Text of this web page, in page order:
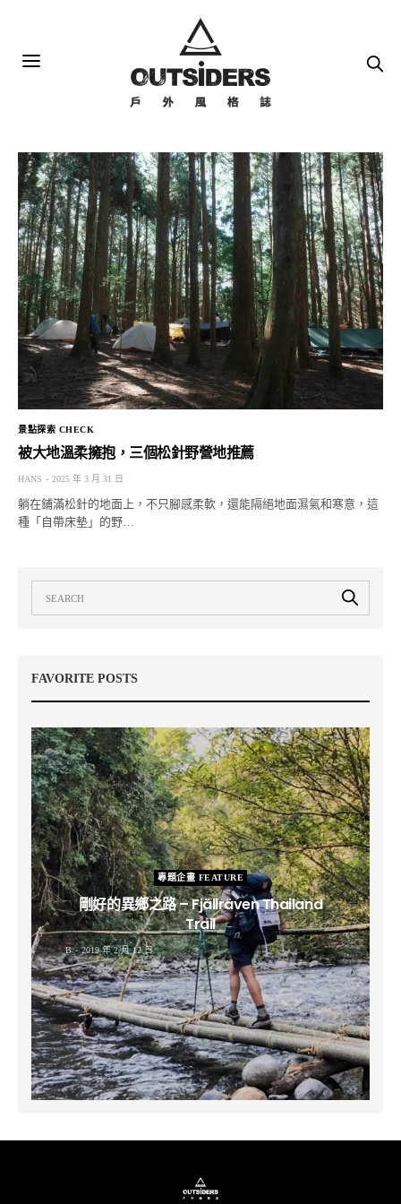
景點探索 CHECK
被大地溫柔擁抱，三個松針野營地推薦
HANS 2025 年 3 月 31 日
躺在鋪滿松針的地面上，不只腳感柔軟，還能隔絕地面濕氣和寒意，這
種「自帶床墊」的野…
FAVORITE POSTS
專題企畫 FEATURE
剛好的異鄉之路 – Fjällräven Thailand
Trail
B 2019 年 2 月 12 日